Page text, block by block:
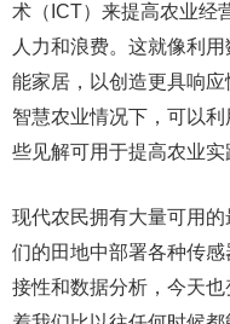
术（ICT）来提高农业经
人力和浪费。这就像利
能家居，以创造更具响
智慧农业情况下，可以
些见解可用于提高农业实
现代农民拥有大量可用
们的田地中部署各种传
接性和数据分析，今天